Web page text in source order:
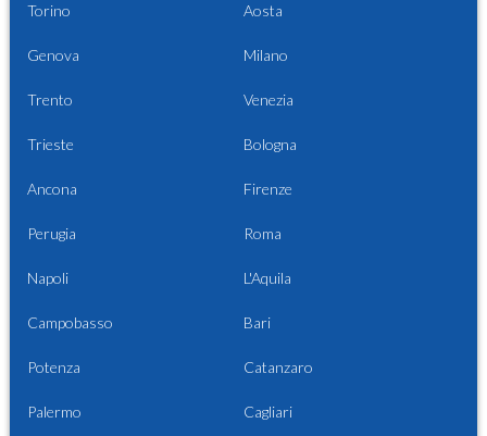
Torino Aosta
Genova Milano
Trento Venezia
Trieste Bologna
Ancona Firenze
Perugia Roma
Napoli L'Aquila
Campobasso Bari
Potenza Catanzaro
Palermo Cagliari